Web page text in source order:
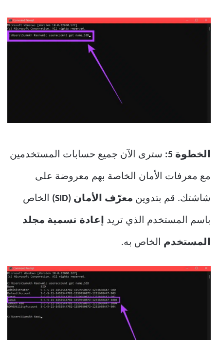
الخطوة 5: سترى الآن جميع حسابات المستخدمين
مع معرفات الأمان الخاصة بهم معروضة على
شاشتك. قم بتدوين معرّف الأمان (SID) الخاص
باسم المستخدم الذي تريد إعادة تسمية مجلد
المستخدم الخاص به.